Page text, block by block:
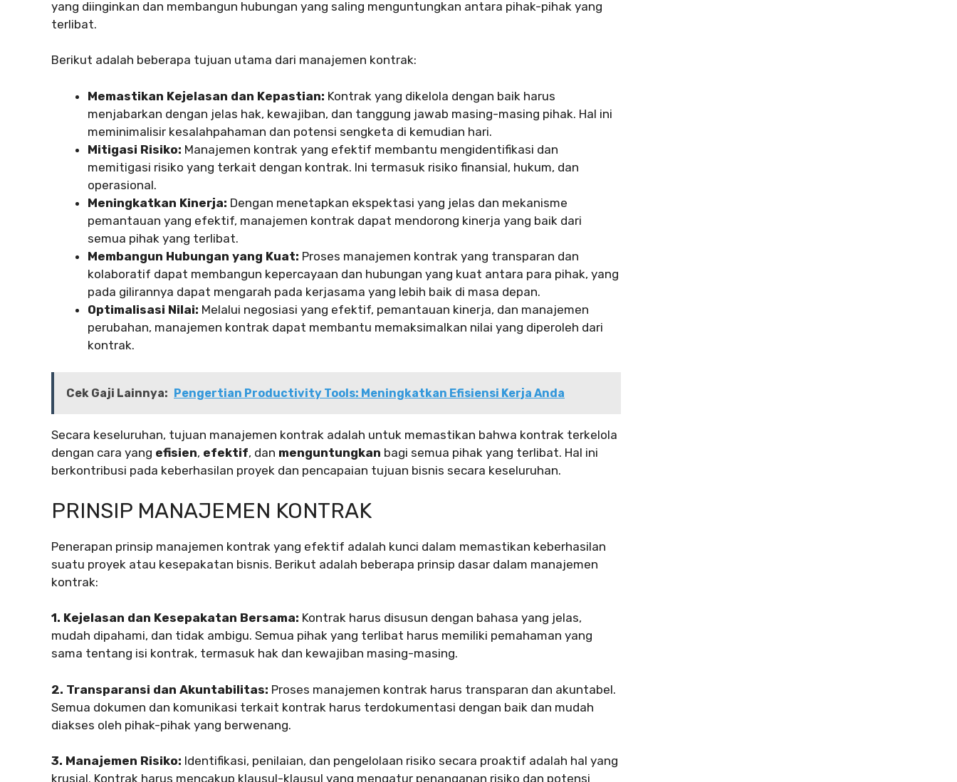
yang diinginkan dan membangun hubungan yang saling menguntungkan antara pihak-pihak yang
terlibat.
Berikut adalah beberapa tujuan utama dari manajemen kontrak:
Memastikan Kejelasan dan Kepastian: Kontrak yang dikelola dengan baik harus
menjabarkan dengan jelas hak, kewajiban, dan tanggung jawab masing-masing pihak. Hal ini
meminimalisir kesalahpahaman dan potensi sengketa di kemudian hari.
Mitigasi Risiko: Manajemen kontrak yang efektif membantu mengidentifikasi dan
memitigasi risiko yang terkait dengan kontrak. Ini termasuk risiko finansial, hukum, dan
operasional.
Meningkatkan Kinerja: Dengan menetapkan ekspektasi yang jelas dan mekanisme
pemantauan yang efektif, manajemen kontrak dapat mendorong kinerja yang baik dari
semua pihak yang terlibat.
Membangun Hubungan yang Kuat: Proses manajemen kontrak yang transparan dan
kolaboratif dapat membangun kepercayaan dan hubungan yang kuat antara para pihak, yang
pada gilirannya dapat mengarah pada kerjasama yang lebih baik di masa depan.
Optimalisasi Nilai: Melalui negosiasi yang efektif, pemantauan kinerja, dan manajemen
perubahan, manajemen kontrak dapat membantu memaksimalkan nilai yang diperoleh dari
kontrak.
Cek Gaji Lainnya: Pengertian Productivity Tools: Meningkatkan Efisiensi Kerja Anda
Secara keseluruhan, tujuan manajemen kontrak adalah untuk memastikan bahwa kontrak terkelola
dengan cara yang efisien, efektif, dan menguntungkan bagi semua pihak yang terlibat. Hal ini
berkontribusi pada keberhasilan proyek dan pencapaian tujuan bisnis secara keseluruhan.
PRINSIP MANAJEMEN KONTRAK
Penerapan prinsip manajemen kontrak yang efektif adalah kunci dalam memastikan keberhasilan
suatu proyek atau kesepakatan bisnis. Berikut adalah beberapa prinsip dasar dalam manajemen
kontrak:
1. Kejelasan dan Kesepakatan Bersama: Kontrak harus disusun dengan bahasa yang jelas,
mudah dipahami, dan tidak ambigu. Semua pihak yang terlibat harus memiliki pemahaman yang
sama tentang isi kontrak, termasuk hak dan kewajiban masing-masing.
2. Transparansi dan Akuntabilitas: Proses manajemen kontrak harus transparan dan akuntabel.
Semua dokumen dan komunikasi terkait kontrak harus terdokumentasi dengan baik dan mudah
diakses oleh pihak-pihak yang berwenang.
3. Manajemen Risiko: Identifikasi, penilaian, dan pengelolaan risiko secara proaktif adalah hal yang
krusial. Kontrak harus mencakup klausul-klausul yang mengatur penanganan risiko dan potensi